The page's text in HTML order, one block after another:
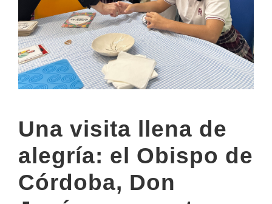
Una visita llena de
alegría: el Obispo de
Córdoba, Don